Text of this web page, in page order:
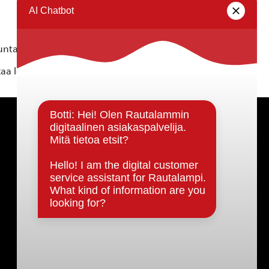
ei vastaa tietojen oikeellisuudesta.
löytyvällä
Päätöksenteko ja lähidemokratia
Päätökset, esityslistat & pöytäkirjat
Hallinto
Kunnanhallitus
Kunnanvaltuusto